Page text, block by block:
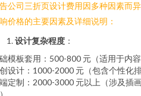
公司三折页设计费用因多种因素而
价格的主要因素及详细说明：
设计复杂程度 ：
模板套用：500-800 元（适用于内
设计：1000-2000 元（包含个性化
定制：2000-3000 元以上（涉及插